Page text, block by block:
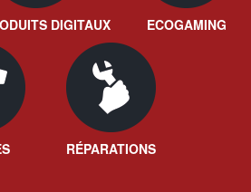
DIGITAUX ECOGAMING
RÉPARATIONS